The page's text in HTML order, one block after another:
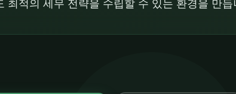
최적의 세무 전략을 수립할 수 있는 환경을 만듭